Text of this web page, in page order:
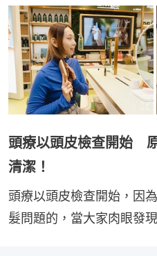
頭療以頭皮檢查開始
清潔！
頭療以頭皮檢查開始，因
髮問題的，當大家肉眼發